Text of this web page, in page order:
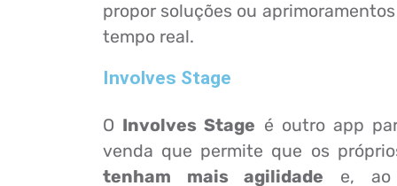
propor soluções ou
tempo real.
Involves Stage
O Involves Stage é outro app
venda que permite que os
tenham mais agilidade e, ao